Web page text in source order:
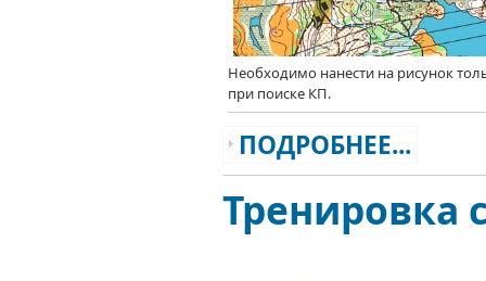
Необходимо нанести на рисунок
при поиске КП.
ПОДРОБНЕЕ...
Тренировка